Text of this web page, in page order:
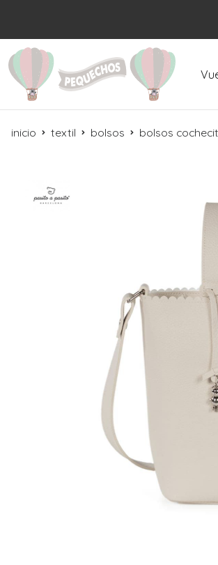
inicio textil bolsos bolsos